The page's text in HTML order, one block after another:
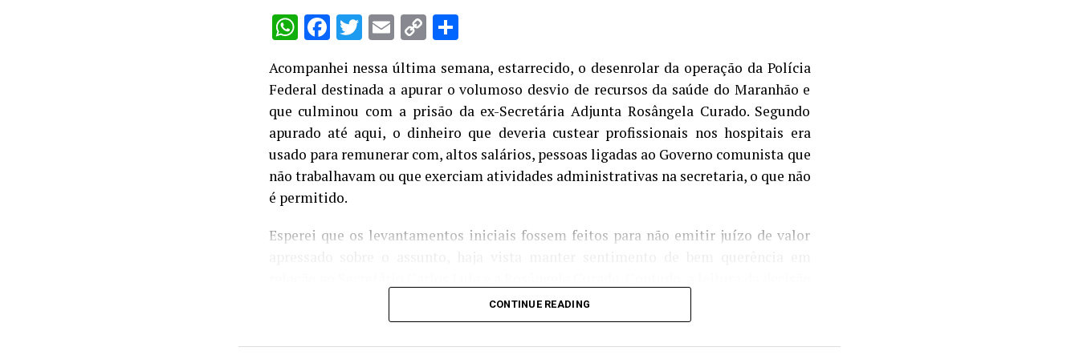
WhatsApp
Facebook
Twitter
Email
CopyShare
Acompanhei nessa última semana, estarrecido, o desenrolar da operação da Polícia
Federal destinada a apurar o volumoso desvio de recursos da saúde do Maranhão e
que culminou com a prisão da ex-Secretária Adjunta Rosângela Curado. Segundo
apurado até aqui, o dinheiro que deveria custear profissionais nos hospitais era
usado para remunerar com, altos salários, pessoas ligadas ao Governo comunista que
não trabalhavam ou que exerciam atividades administrativas na secretaria, o que não
é permitido.
Esperei que os levantamentos iniciais fossem feitos para não emitir juízo de valor
escorreita da Juíza Federal Paula Souza Moraes, da 1. Vara maranhense, me permite
uma análise, ainda que preliminar, sobre o assunto.
CONTINUE READING